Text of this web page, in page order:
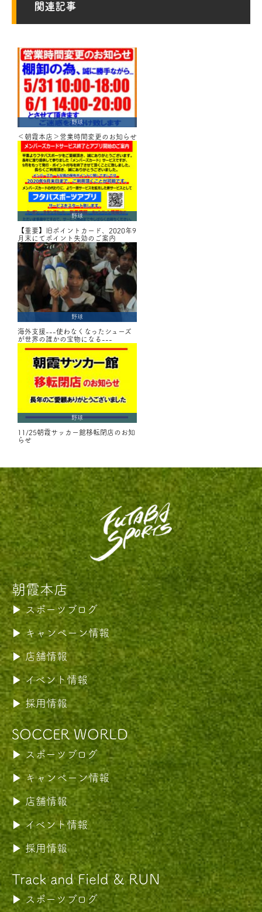
関連記事
野球
＜朝霞本店＞営業時間変更のお知らせ
野球
【重要】旧ポイントカード、2020年9
月末にてポイント失効のご案内
野球
海外支援---使わなくなったシューズ
が世界の誰かの宝物になる---
野球
11/25朝霞サッカー館移転閉店のお知
らせ
朝霞本店
スポーツブログ
キャンペーン情報
店舗情報
イベント情報
採用情報
SOCCER WORLD
スポーツブログ
キャンペーン情報
店舗情報
イベント情報
採用情報
Track and Field & RUN
スポーツブログ